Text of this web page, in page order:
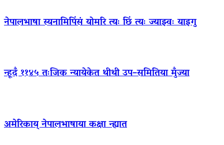
नेपालभाषा स्यनामिपिंसं योमरि त्यः छिं त्यः ज्याझ्वः याइगु
न्हूदँ ११४५ तःजिक न्यायेकेत थीथी उप–समितिया मुँज्या
अमेरिकाय् नेपालभाषाया कक्षा न्ह्यात